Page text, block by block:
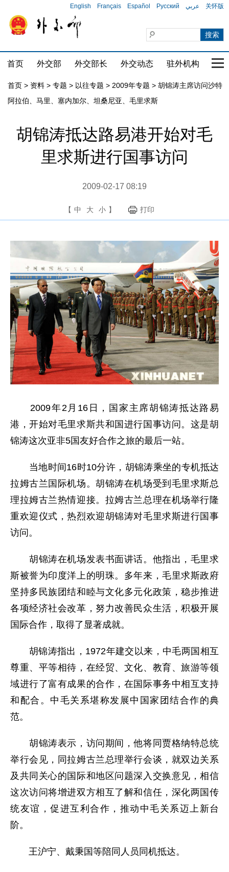
English Français Español Русский عربي 关怀版
首页 外交部 外交部长 外交动态 驻外机构 国
首页 > 资料 > 专题 > 以往专题 > 2009年专题 > 胡锦涛主席访问沙特
阿拉伯、马里、塞内加尔、坦桑尼亚、毛里求斯
胡锦涛抵达路易港开始对毛
里求斯进行国事访问
2009-02-17 08:19
【 中 大 小 】 打印
2009年2月16日，国家主席胡锦涛抵达路易
港，开始对毛里求斯共和国进行国事访问。这是胡
锦涛这次亚非5国友好合作之旅的最后一站。
当地时间16时10分许，胡锦涛乘坐的专机抵达
拉姆古兰国际机场。胡锦涛在机场受到毛里求斯总
理拉姆古兰热情迎接。拉姆古兰总理在机场举行隆
重欢迎仪式，热烈欢迎胡锦涛对毛里求斯进行国事
访问。
胡锦涛在机场发表书面讲话。他指出，毛里求
斯被誉为印度洋上的明珠。多年来，毛里求斯政府
坚持多民族团结和睦与文化多元化政策，稳步推进
各项经济社会改革，努力改善民众生活，积极开展
国际合作，取得了显著成就。
胡锦涛指出，1972年建交以来，中毛两国相互
尊重、平等相待，在经贸、文化、教育、旅游等领
域进行了富有成果的合作，在国际事务中相互支持
和配合。中毛关系堪称发展中国家团结合作的典
范。
胡锦涛表示，访问期间，他将同贾格纳特总统
举行会见，同拉姆古兰总理举行会谈，就双边关系
及共同关心的国际和地区问题深入交换意见，相信
这次访问将增进双方相互了解和信任，深化两国传
统友谊，促进互利合作，推动中毛关系迈上新台
阶。
王沪宁、戴秉国等陪同人员同机抵达。